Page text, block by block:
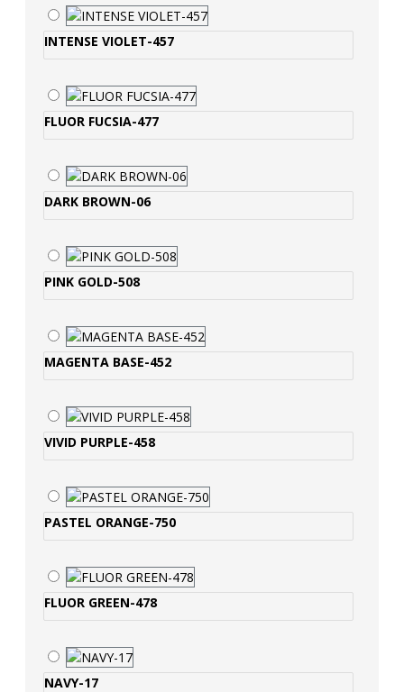
INTENSE VIOLET-457
FLUOR FUCSIA-477
DARK BROWN-06
PINK GOLD-508
MAGENTA BASE-452
VIVID PURPLE-458
PASTEL ORANGE-750
FLUOR GREEN-478
NAVY-17